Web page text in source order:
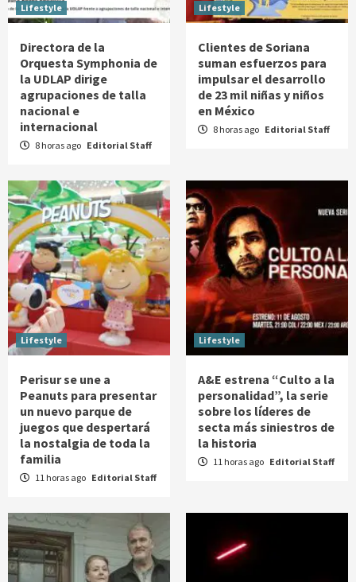
Lifestyle
Directora de la
Orquesta Symphonia de
la UDLAP dirige
agrupaciones de talla
nacional e
internacional
8 horas ago Editorial Staff
Lifestyle
Clientes de Soriana
suman esfuerzos para
impulsar el desarrollo
de 23 mil niñas y niños
en México
8 horas ago Editorial Staff
Lifestyle
Perisur se une a
Peanuts para presentar
un nuevo parque de
juegos que despertará
la nostalgia de toda la
familia
11 horas ago Editorial Staff
Lifestyle
A&E estrena “Culto a la
personalidad”, la serie
sobre los líderes de
secta más siniestros de
la historia
11 horas ago Editorial Staff